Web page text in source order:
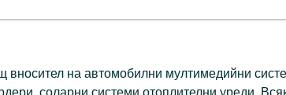
вносител на автомобилни мултимедийни